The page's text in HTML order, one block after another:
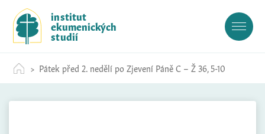
c
institut
ekumenických
studií
Pátek před 2. nedělí po Zjevení Páně C – Ž 36, 5-10